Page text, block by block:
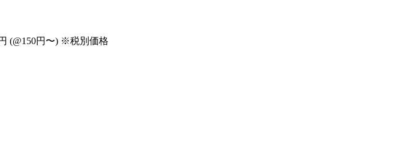
(@150円〜) ※税別価格